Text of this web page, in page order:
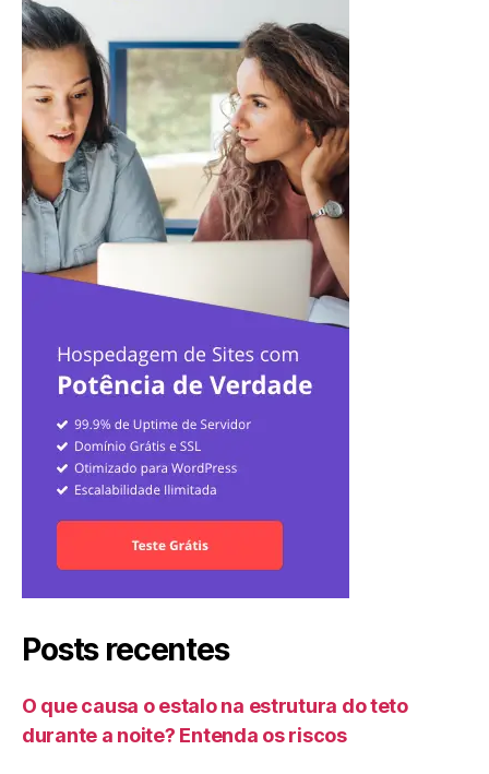
Posts recentes
O que causa o estalo na estrutura do teto
durante a noite? Entenda os riscos